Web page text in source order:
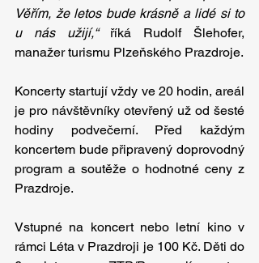
Věřím, že letos bude krásně a lidé si to
u nás užijí,“
říká Rudolf Šlehofer,
manažer turismu Plzeňského Prazdroje.
Koncerty startují vždy ve 20 hodin, areál
je pro návštěvníky otevřený už od šesté
hodiny podvečerní. Před každým
koncertem bude připravený doprovodný
program a soutěže o hodnotné ceny z
Prazdroje.
Vstupné na koncert nebo letní kino v
rámci Léta v Prazdroji je 100 Kč. Děti do